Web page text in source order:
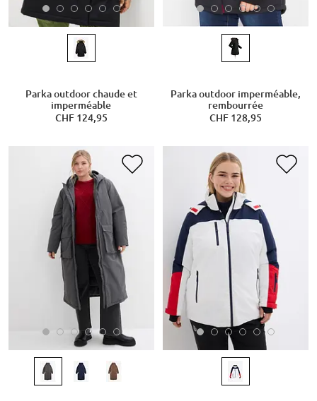
Parka outdoor chaude et
imperméable
CHF 124,95
Parka outdoor imperméable,
rembourrée
CHF 128,95